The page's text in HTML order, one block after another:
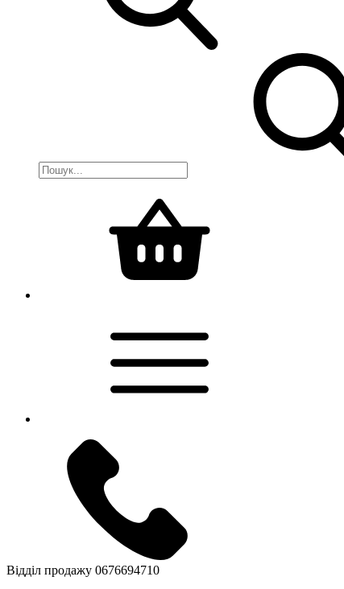
Відділ продажу 0676694710